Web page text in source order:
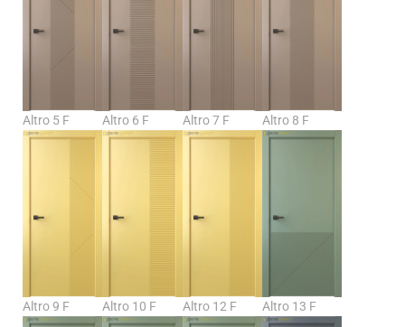
Altro 5 F Altro 6 F Altro 7 F Altro 8 F
Altro 9 F Altro 10 F Altro 12 F Altro 13 F